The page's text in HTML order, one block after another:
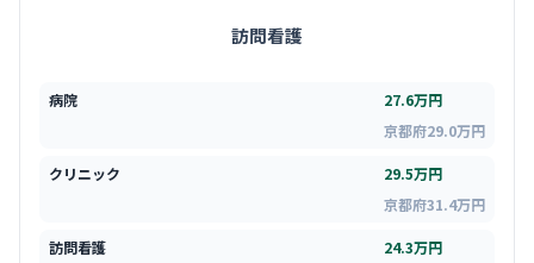
訪問看護
病院
27.6万円
京都府29.0万円
クリニック
29.5万円
京都府31.4万円
訪問看護
24.3万円